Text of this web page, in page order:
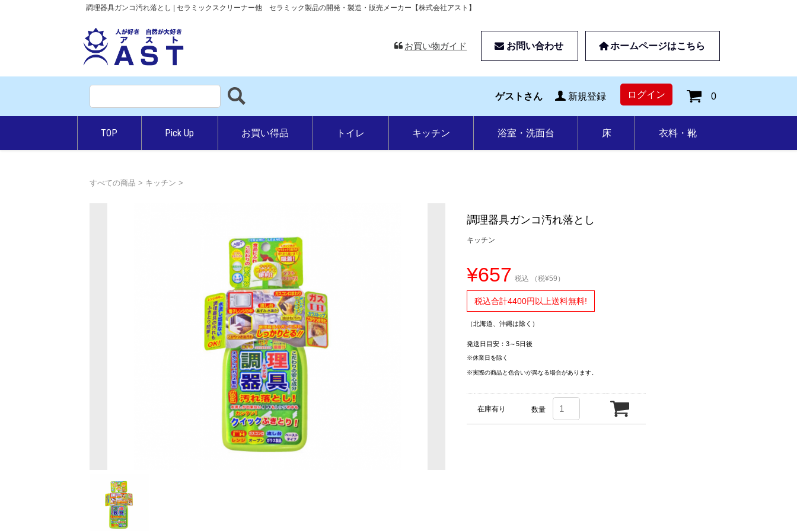
調理器具ガンコ汚れ落とし | セラミックスクリーナー他 セラミック製品の開発・製造・販売メーカー【株式会社アスト】
お買い物ガイド お問い合わせ ホームページはこちら
ゲストさん 新規登録 ログイン 0
TOP Pick Up お買い得品 トイレ キッチン 浴室・洗面台 床 衣料・靴
すべての商品 > キッチン >
調理器具ガンコ汚れ落とし
キッチン
¥657 税込 （税¥59）
税込合計4400円以上送料無料!
（北海道、沖縄は除く）
発送日目安：3～5日後
※休業日を除く
※実際の商品と色合いが異なる場合があります。
在庫有り 数量